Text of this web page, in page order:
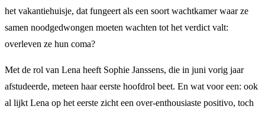
het vakantiehuisje, dat fungeert als een soort wachtkamer waar ze
samen noodgedwongen moeten wachten tot het verdict valt:
overleven ze hun coma?
Met de rol van Lena heeft Sophie Janssens, die in juni vorig jaar
afstudeerde, meteen haar eerste hoofdrol beet. En wat voor een: ook
al lijkt Lena op het eerste zicht een over-enthousiaste positivo, toch